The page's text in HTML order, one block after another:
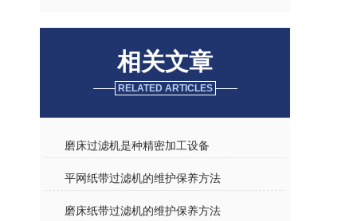
相关文章
RELATED ARTICLES
磨床过滤机是种精密加工设备
平网纸带过滤机的维护保养方法
磨床纸带过滤机的维护保养方法